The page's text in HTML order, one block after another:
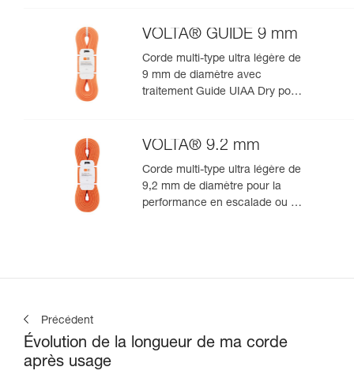
VOLTA® GUIDE 9 mm
Corde multi-type ultra légère de
9 mm de diamètre avec
traitement Guide UIAA Dry pour
VOLTA® 9.2 mm
Corde multi-type ultra légère de
9,2 mm de diamètre pour la
performance en escalade ou en
Précédent
Évolution de la longueur de ma corde
après usage